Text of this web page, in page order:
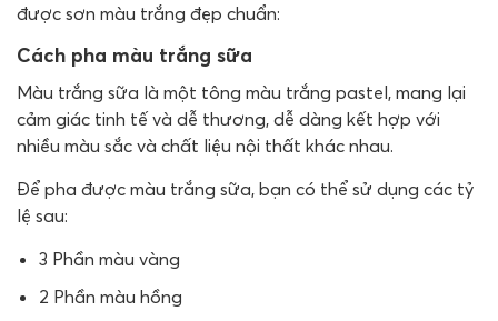
được sơn màu trắng đẹp chuẩn:
Cách pha màu trắng sữa
Màu trắng sữa là một tông màu trắng pastel, mang lại
cảm giác tinh tế và dễ thương, dễ dàng kết hợp với
nhiều màu sắc và chất liệu nội thất khác nhau.
Để pha được màu trắng sữa, bạn có thể sử dụng các tỷ
lệ sau:
3 Phần màu vàng
2 Phần màu hồng